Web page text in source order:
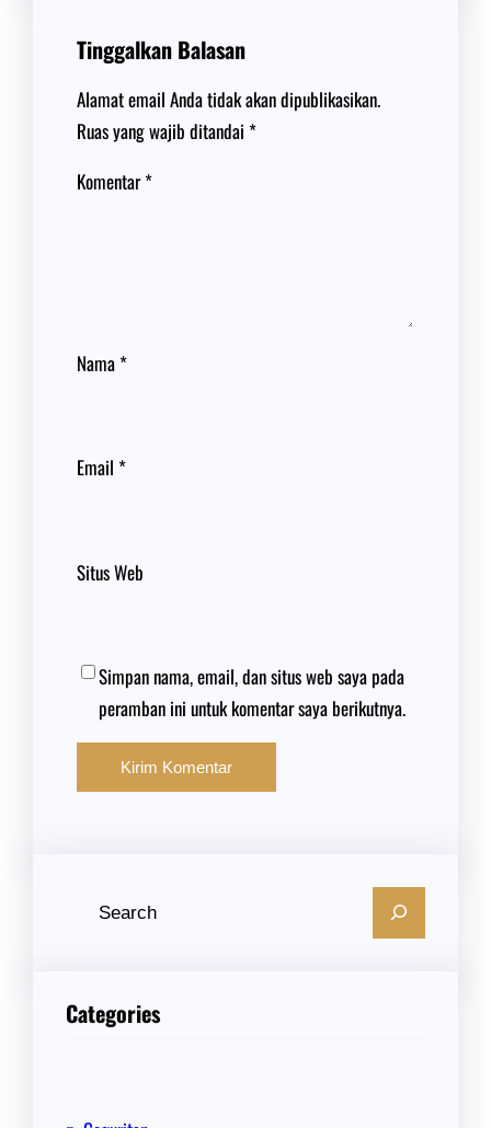
Tinggalkan Balasan
Alamat email Anda tidak akan dipublikasikan.
Ruas yang wajib ditandai *
Komentar*
Nama *
Email *
Situs Web
Simpan nama, email, dan situs web saya pada
peramban ini untuk komentar saya berikutnya.
Categories